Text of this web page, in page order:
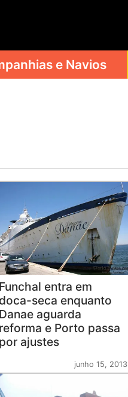
e Navios
Funchal entra em
doca-seca enquanto
Danae aguarda
reforma e Porto passa
por ajustes
junho 15, 2013